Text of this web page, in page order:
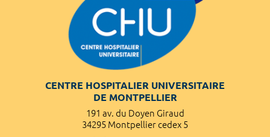
CENTRE HOSPITALIER UNIVERSITAIRE
DE MONTPELLIER
191 av. du Doyen Giraud
34295 Montpellier cedex 5